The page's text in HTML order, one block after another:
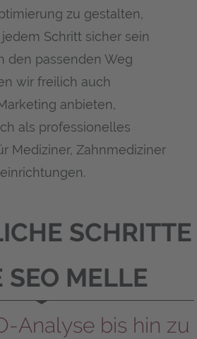
zu gestalten,
Schritt sicher sein
den passenden Weg
wir freilich auch
anbieten,
als professionelles
Mediziner, Zahnmediziner
SCHRITTE
SEO MEL­LE
Analyse bis hin zu